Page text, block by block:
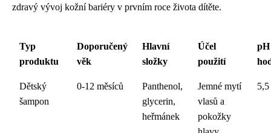
zdravý vývoj kožní bariéry v prvním roce života dítěte.
Typ
produktu
Doporučený
věk
Hlavní
složky
Účel
použití
pH
Dětský
šampon
0-12 měsíců
Panthenol,
glycerin,
heřmánek
Jemné mytí
vlasů a
pokožky
5,5